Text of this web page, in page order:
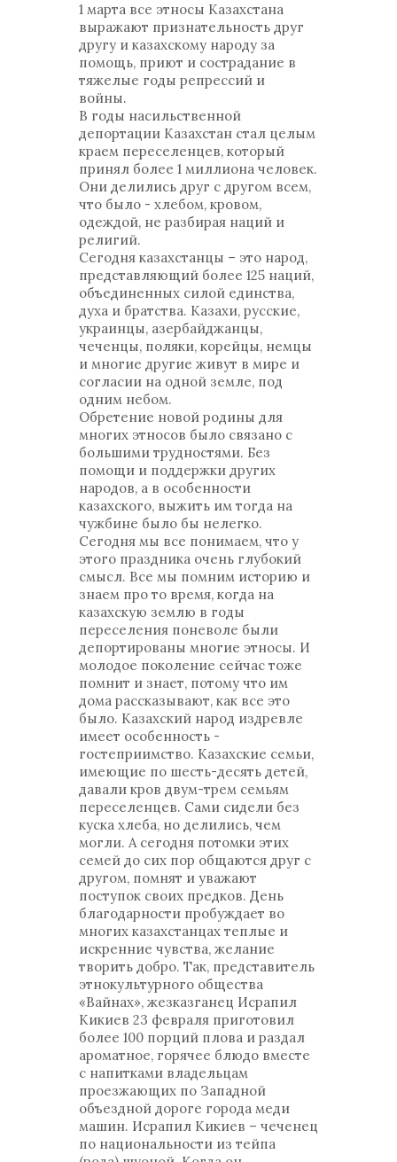
1 марта все этносы Казахстана
выражают признательность друг
другу и казахскому народу за
помощь, приют и сострадание в
тяжелые годы репрессий и
войны.
В годы насильственной
депортации Казахстан стал целым
краем переселенцев, который
принял более 1 миллиона человек.
Они делились друг с другом всем,
что было - хлебом, кровом,
одеждой, не разбирая наций и
религий.
Сегодня казахстанцы – это народ,
представляющий более 125 наций,
объединенных силой единства,
духа и братства. Казахи, русские,
украинцы, азербайджанцы,
чеченцы, поляки, корейцы, немцы
и многие другие живут в мире и
согласии на одной земле, под
одним небом.
Обретение новой родины для
многих этносов было связано с
большими трудностями. Без
помощи и поддержки других
народов, а в особенности
казахского, выжить им тогда на
чужбине было бы нелегко.
Сегодня мы все понимаем, что у
этого праздника очень глубокий
смысл. Все мы помним историю и
знаем про то время, когда на
казахскую землю в годы
переселения поневоле были
депортированы многие этносы. И
молодое поколение сейчас тоже
помнит и знает, потому что им
дома рассказывают, как все это
было. Казахский народ издревле
имеет особенность -
гостеприимство. Казахские семьи,
имеющие по шесть-десять детей,
давали кров двум-трем семьям
переселенцев. Сами сидели без
куска хлеба, но делились, чем
могли. А сегодня потомки этих
семей до сих пор общаются друг с
другом, помнят и уважают
поступок своих предков. День
благодарности пробуждает во
многих казахстанцах теплые и
искренние чувства, желание
творить добро. Так, представитель
этнокультурного общества
«Вайнах», жезказганец Исрапил
Кикиев 23 февраля приготовил
более 100 порций плова и раздал
ароматное, горячее блюдо вместе
с напитками владельцам
проезжающих по Западной
объездной дороге города меди
машин. Исрапил Кикиев – чеченец
по национальности из тейпа